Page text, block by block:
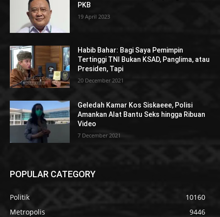
PKB
19 April 2023
Habib Bahar: Bagi Saya Pemimpin
Tertinggi TNI Bukan KSAD, Panglima, atau
Presiden, Tapi
20 December 2021
Geledah Kamar Kos Siskaeee, Polisi
Amankan Alat Bantu Seks hingga Ribuan
Video
7 December 2021
POPULAR CATEGORY
Politik
10160
Metropolis
9446